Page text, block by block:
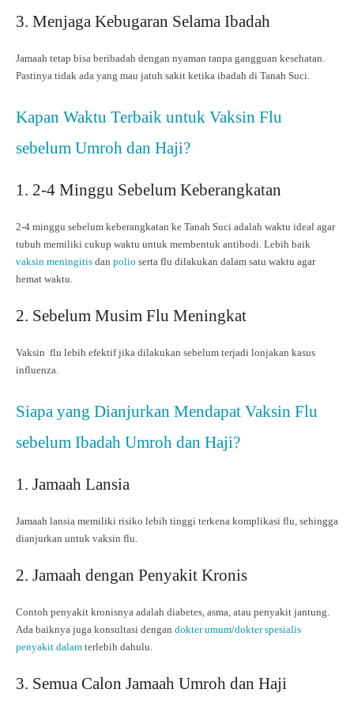
3. Menjaga Kebugaran Selama Ibadah
Jamaah tetap bisa beribadah dengan nyaman tanpa gangguan kesehatan.
Pastinya tidak ada yang mau jatuh sakit ketika ibadah di Tanah Suci.
Kapan Waktu Terbaik untuk Vaksin Flu
sebelum Umroh dan Haji?
1. 2-4 Minggu Sebelum Keberangkatan
2-4 minggu sebelum keberangkatan ke Tanah Suci adalah waktu ideal agar
tubuh memiliki cukup waktu untuk membentuk antibodi. Lebih baik
vaksin meningitis dan polio serta flu dilakukan dalam satu waktu agar
hemat waktu.
2. Sebelum Musim Flu Meningkat
Vaksin flu lebih efektif jika dilakukan sebelum terjadi lonjakan kasus
influenza.
Siapa yang Dianjurkan Mendapat Vaksin Flu
sebelum Ibadah Umroh dan Haji?
1. Jamaah Lansia
Jamaah lansia memiliki risiko lebih tinggi terkena komplikasi flu, sehingga
dianjurkan untuk vaksin flu.
2. Jamaah dengan Penyakit Kronis
Contoh penyakit kronisnya adalah diabetes, asma, atau penyakit jantung.
Ada baiknya juga konsultasi dengan dokter umum/dokter spesialis
penyakit dalam terlebih dahulu.
3. Semua Calon Jamaah Umroh dan Haji